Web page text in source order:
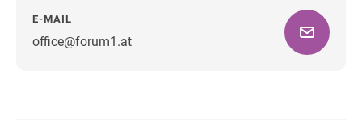
E-MAIL
office@forum1.at